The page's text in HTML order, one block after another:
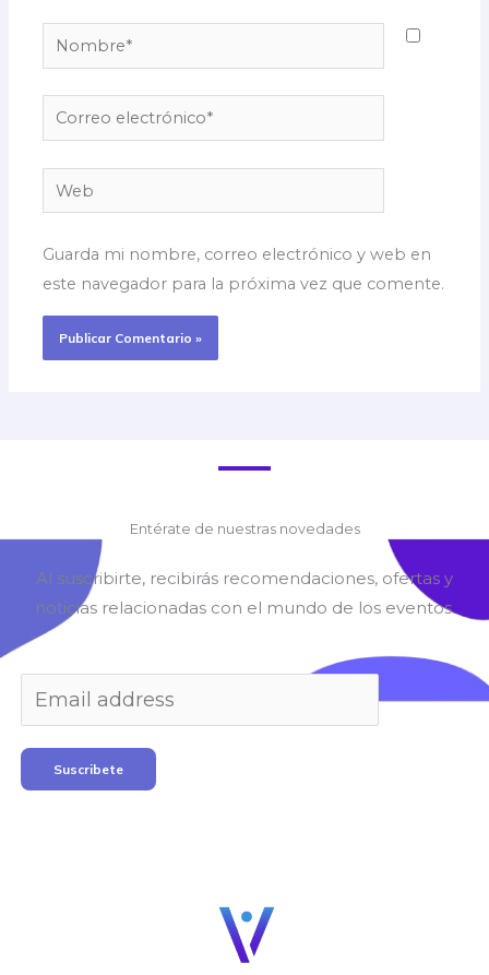
Nombre*
Correo
electrónico*
Web
Guarda mi nombre, correo electrónico y web en
este navegador para la próxima vez que comente.
Entérate de nuestras novedades
Al suscribirte, recibirás recomendaciones, ofertas y
noticias relacionadas con el mundo de los eventos.
Suscribete